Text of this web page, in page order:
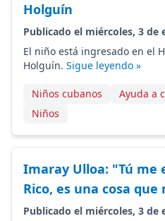
Holguín
Publicado el miércoles, 3 de
El niño está ingresado en el
Holguín. Sigue leyendo »
Niños cubanos Ayuda a
Niños
Imaray Ulloa: "Tú me
Rico, es una cosa
Publicado el miércoles, 3 de